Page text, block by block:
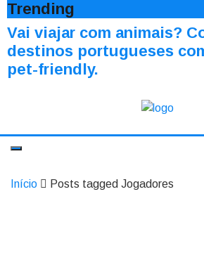
Trending
Vai viajar com animais?
destinos portugueses
pet-friendly.
Início Posts tagged Jogadores